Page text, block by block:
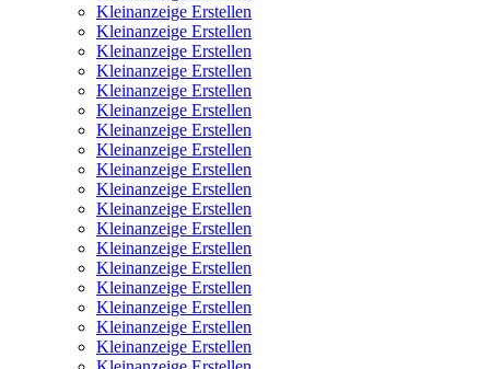
Kleinanzeige Erstellen
Kleinanzeige Erstellen
Kleinanzeige Erstellen
Kleinanzeige Erstellen
Kleinanzeige Erstellen
Kleinanzeige Erstellen
Kleinanzeige Erstellen
Kleinanzeige Erstellen
Kleinanzeige Erstellen
Kleinanzeige Erstellen
Kleinanzeige Erstellen
Kleinanzeige Erstellen
Kleinanzeige Erstellen
Kleinanzeige Erstellen
Kleinanzeige Erstellen
Kleinanzeige Erstellen
Kleinanzeige Erstellen
Kleinanzeige Erstellen